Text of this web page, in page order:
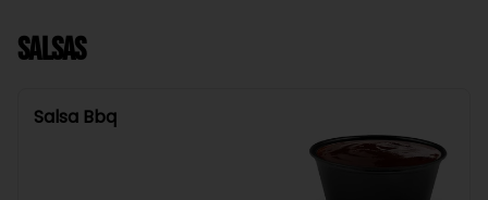
Salsas
Salsa Bbq